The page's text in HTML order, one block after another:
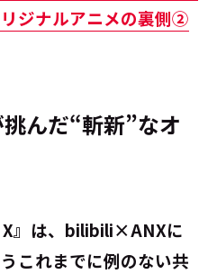
ジナルアニメの裏側②
んだ“斬新”なオ
X』は、bilibili×ANXに
これまでに例のない共